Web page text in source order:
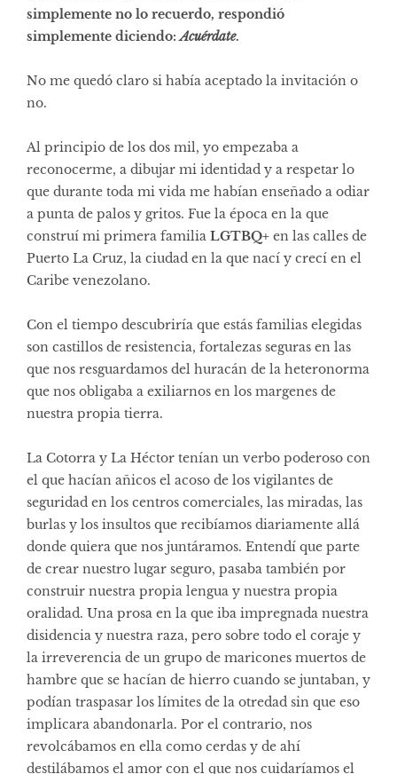
simplemente no lo recuerdo, respondió
simplemente diciendo:Acuérdate.
No me quedó claro si había aceptado la invitación o
no.
Al principio de los dos mil, yo empezaba a
reconocerme, a dibujar mi identidad y a respetar lo
que durante toda mi vida me habían enseñado a odiar
a punta de palos y gritos. Fue la época en la que
construí mi primera familia LGTBQ+ en las calles de
Puerto La Cruz, la ciudad en la que nací y crecí en el
Caribe venezolano.
Con el tiempo descubriría que estás familias elegidas
son castillos de resistencia, fortalezas seguras en las
que nos resguardamos del huracán de la heteronorma
que nos obligaba a exiliarnos en los margenes de
nuestra propia tierra.
La Cotorra y La Héctor tenían un verbo poderoso con
el que hacían añicos el acoso de los vigilantes de
seguridad en los centros comerciales, las miradas, las
burlas y los insultos que recibíamos diariamente allá
donde quiera que nos juntáramos. Entendí que parte
de crear nuestro lugar seguro, pasaba también por
construir nuestra propia lengua y nuestra propia
oralidad. Una prosa en la que iba impregnada nuestra
disidencia y nuestra raza, pero sobre todo el coraje y
la irreverencia de un grupo de maricones muertos de
hambre que se hacían de hierro cuando se juntaban, y
podían traspasar los límites de la otredad sin que eso
implicara abandonarla. Por el contrario, nos
revolcábamos en ella como cerdas y de ahí
destilábamos el amor con el que nos cuidaríamos el